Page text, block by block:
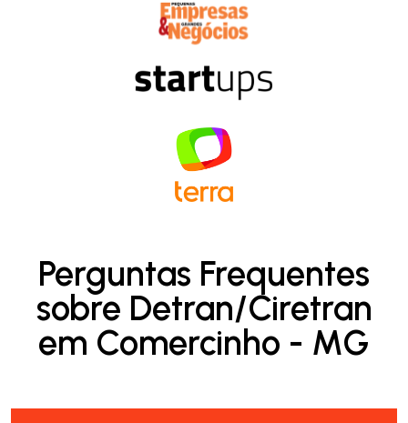
Perguntas Frequentes
sobre Detran/Ciretran
em Comercinho - MG